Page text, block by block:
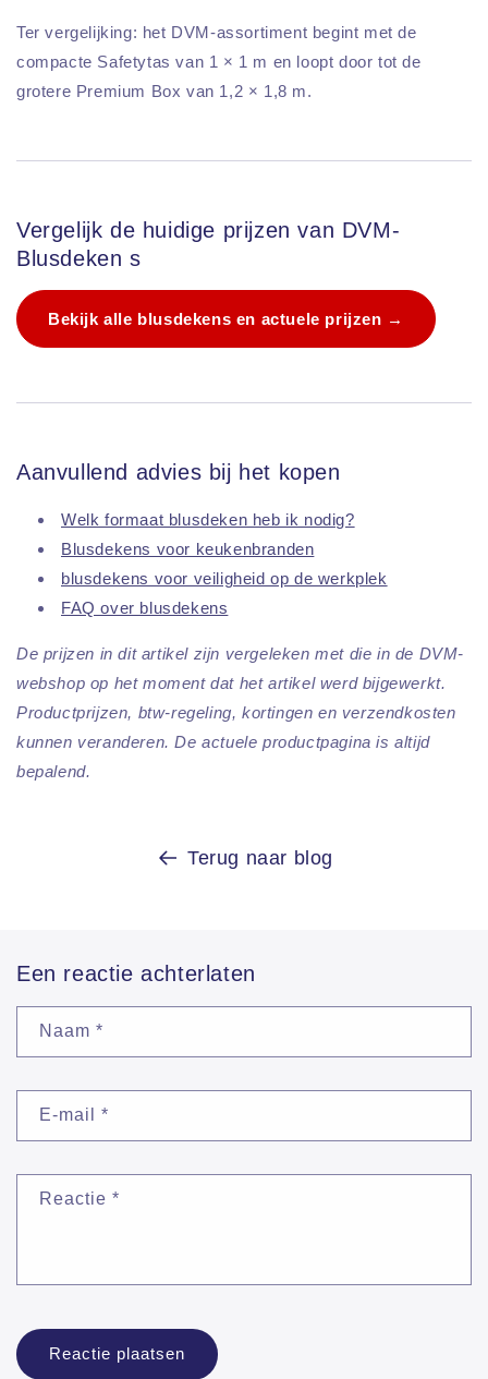
Ter vergelijking: het DVM-assortiment begint met de
compacte Safetytas van 1 × 1 m en loopt door tot de
grotere Premium Box van 1,2 × 1,8 m.
Vergelijk de huidige prijzen van DVM-
Blusdeken s
Bekijk alle blusdekens en actuele prijzen →
Aanvullend advies bij het kopen
Welk formaat blusdeken heb ik nodig?
Blusdekens voor keukenbranden
blusdekens voor veiligheid op de werkplek
FAQ over blusdekens
De prijzen in dit artikel zijn vergeleken met die in de DVM-
webshop op het moment dat het artikel werd bijgewerkt.
Productprijzen, btw-regeling, kortingen en verzendkosten
kunnen veranderen. De actuele productpagina is altijd
bepalend.
Terug naar blog
Een reactie achterlaten
Naam *
E-mail *
Reactie *